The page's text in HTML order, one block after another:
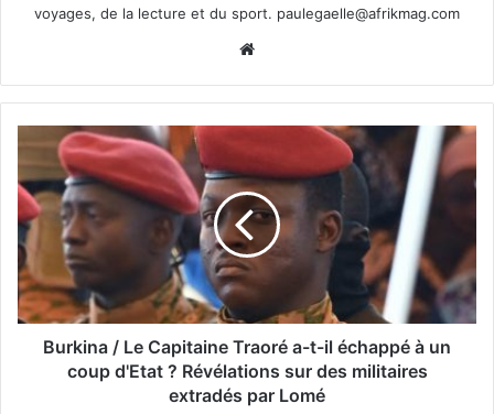
voyages, de la lecture et du sport. paulegaelle@afrikmag.com
Burkina / Le Capitaine Traoré a-t-il échappé à un
coup d'Etat ? Révélations sur des militaires
extradés par Lomé